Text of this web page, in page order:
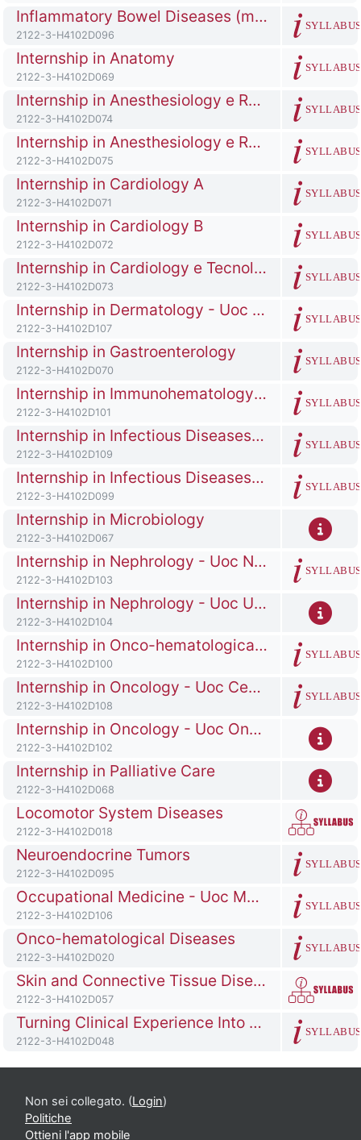
Titolo del corso Inflammatory Bowel Diseases (mici)
Codice identificativo del corso
2122-3-H4102D096
SYLLABUS
Titolo del corso
Internship in Anatomy
Codice identificativo del corso
2122-3-H4102D069
SYLLABUS
Titolo del corso Internship in Anesthesiology e Resuscitation A
Codice identificativo del corso
2122-3-H4102D074
SYLLABUS
Titolo del corso Internship in Anesthesiology e Resuscitation B
Codice identificativo del corso
2122-3-H4102D075
SYLLABUS
Titolo del corso
Internship in Cardiology A
Codice identificativo del corso
2122-3-H4102D071
SYLLABUS
Titolo del corso
Internship in Cardiology B
Codice identificativo del corso
2122-3-H4102D072
SYLLABUS
Titolo del corso Internship in Cardiology e Tecnology
Codice identificativo del corso
2122-3-H4102D073
SYLLABUS
Titolo del corso Internship in Dermatology - Uoc Dermatologia Pgxxiii Hospital Bergamo
Codice identificativo del corso
2122-3-H4102D107
SYLLABUS
Titolo del corso
Internship in Gastroenterology
Codice identificativo del corso
2122-3-H4102D070
SYLLABUS
Titolo del corso Internship in Immunohematology and Transfusion Medicine - Pgxxiii Hospital Bergamo
Codice identificativo del corso
2122-3-H4102D101
SYLLABUS
Titolo del corso Internship in Infectious Diseases - Uoc Malattie Infettive Niguarda Hospital Milano
Codice identificativo del corso
2122-3-H4102D109
SYLLABUS
Titolo del corso Internship in Infectious Diseases - Uoc Malattie Infettive Pgxxiii Hospital Bergamo
Codice identificativo del corso
2122-3-H4102D099
SYLLABUS
Titolo del corso
Internship in Microbiology
Codice identificativo del corso
2122-3-H4102D067
Titolo del corso Internship in Nephrology - Uoc Nefrologia Pgxxiii Hospital Bergamo
Codice identificativo del corso
2122-3-H4102D103
SYLLABUS
Titolo del corso Internship in Nephrology - Uoc Urologia Pgxxiii Hospital Bergamo
Codice identificativo del corso
2122-3-H4102D104
Titolo del corso Internship in Onco-hematological Diseases - Pgxxiii Hospital Bergamo
Codice identificativo del corso
2122-3-H4102D100
SYLLABUS
Titolo del corso Internship in Oncology - Uoc Centro Ricerca Fase 1 (phase 1 Research Centre) San Gerardo Hospital Monza
Codice identificativo del corso
2122-3-H4102D108
SYLLABUS
Titolo del corso Internship in Oncology - Uoc Oncologia Pgxxiii Hospital Bergamo
Codice identificativo del corso
2122-3-H4102D102
Titolo del corso
Internship in Palliative Care
Codice identificativo del corso
2122-3-H4102D068
Titolo del corso
Locomotor System Diseases
Codice identificativo del corso
2122-3-H4102D018
Titolo del corso
Neuroendocrine Tumors
Codice identificativo del corso
2122-3-H4102D095
SYLLABUS
Titolo del corso Occupational Medicine - Uoc Medicina del Lavoro Pgxxiii Hospital Bergamo
Codice identificativo del corso
2122-3-H4102D106
SYLLABUS
Titolo del corso
Onco-hematological Diseases
Codice identificativo del corso
2122-3-H4102D020
SYLLABUS
Titolo del corso Skin and Connective Tissue Diseases
Codice identificativo del corso
2122-3-H4102D057
Titolo del corso Turning Clinical Experience Into Research Projects
Codice identificativo del corso
2122-3-H4102D048
SYLLABUS
Non sei collegato. (Login)
Politiche
Ottieni l'app mobile